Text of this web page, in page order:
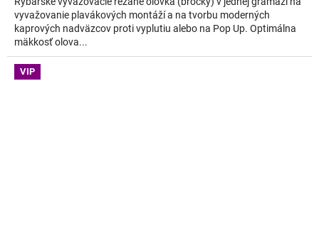
vyvažovanie plavákových montáží a na tvorbu moderných
kaprových nadväzcov proti vyplutiu alebo na Pop Up. Optimálna
mäkkosť olova...
VIP